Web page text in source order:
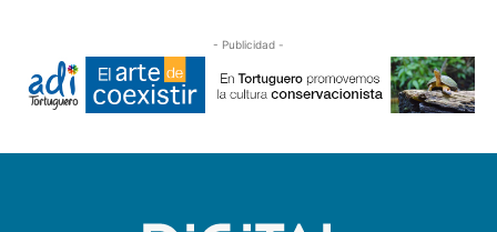
- Publicidad -